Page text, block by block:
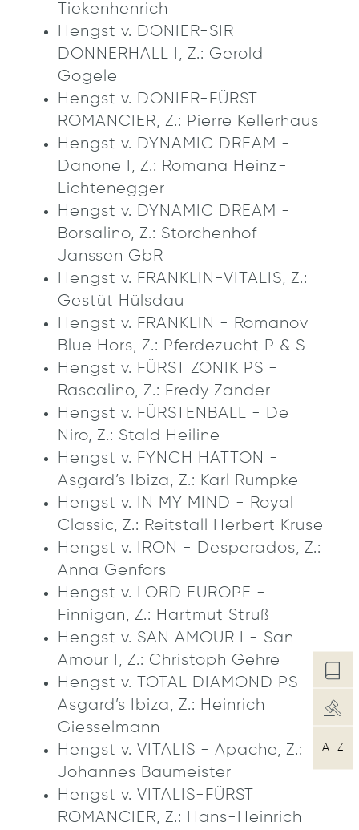
Tiekenhenrich
Hengst v. DONIER-SIR
DONNERHALL I, Z.: Gerold
Gögele
Hengst v. DONIER-FÜRST
ROMANCIER, Z.: Pierre Kellerhaus
Hengst v. DYNAMIC DREAM -
Danone I, Z.: Romana Heinz-
Lichtenegger
Hengst v. DYNAMIC DREAM -
Borsalino, Z.: Storchenhof
Janssen GbR
Hengst v. FRANKLIN-VITALIS, Z.:
Gestüt Hülsdau
Hengst v. FRANKLIN - Romanov
Blue Hors, Z.: Pferdezucht P & S
Hengst v. FÜRST ZONIK PS -
Rascalino, Z.: Fredy Zander
Hengst v. FÜRSTENBALL - De
Niro, Z.: Stald Heiline
Hengst v. FYNCH HATTON -
Asgard’s Ibiza, Z.: Karl Rumpke
Hengst v. IN MY MIND - Royal
Classic, Z.: Reitstall Herbert Kruse
Hengst v. IRON - Desperados, Z.:
Anna Genfors
Hengst v. LORD EUROPE -
Finnigan, Z.: Hartmut Struß
Hengst v. SAN AMOUR I - San
Amour I, Z.: Christoph Gehre
Hengst v. TOTAL DIAMOND PS -
Asgard’s Ibiza, Z.: Heinrich
Giesselmann
Hengst v. VITALIS - Apache, Z.:
Johannes Baumeister
Hengst v. VITALIS-FÜRST
ROMANCIER, Z.: Hans-Heinrich
A-Z